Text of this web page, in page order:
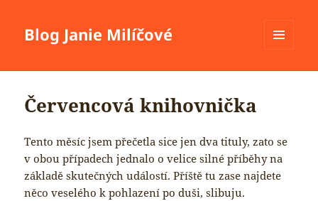
Blog Janie Milíčové
Červencová knihovnička
Tento měsíc jsem přečetla sice jen dva tituly, zato se
v obou případech jednalo o velice silné příběhy na
základě skutečných událostí. Příště tu zase najdete
něco veselého k pohlazení po duši, slibuju.